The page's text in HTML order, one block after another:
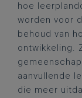
hoe
worden voor
behoud van
ontwikkeling.
aanvullende
die meer